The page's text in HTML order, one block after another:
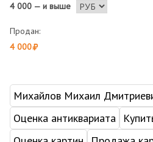
4 000 — и выше
Продан:
4 000
Михайлов Михаил
Оценка антиквариата